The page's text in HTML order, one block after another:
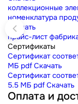
коллекционные
номенклатура
Скачать
прайс-лист
Сертификаты
Сертификат
МБ pdf Скачать
Сертификат
5.5 МБ pdf Скачать
Оплата и